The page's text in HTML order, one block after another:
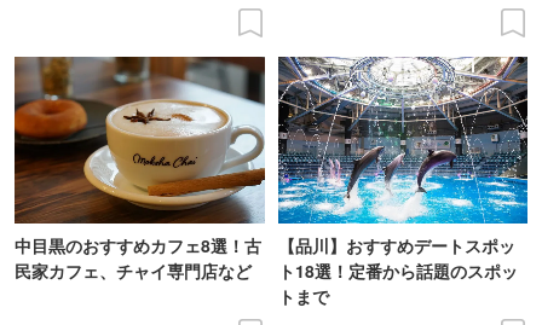
中目黒のおすすめカフェ8選！古
民家カフェ、チャイ専門店など
【品川】おすすめデートスポッ
ト18選！定番から話題のスポッ
トまで